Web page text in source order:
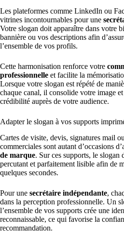
Les plateformes comme LinkedIn ou
vitrines incontournables pour une
Votre slogan doit apparaître dans votre
bannière ou vos descriptions afin
l’ensemble de vos profils.
Cette harmonisation renforce votre
professionnelle et facilite la
Lorsque votre slogan est répété de
chaque canal, il consolide votre image
crédibilité auprès de votre audience.
Adapter le slogan à vos supports
Cartes de visite, devis, signatures mail
commerciales sont autant d’occasions
de marque. Sur ces supports, le slogan
percutant et parfaitement lisible afin de
quelques secondes.
Pour une secrétaire indépendante,
dans la perception professionnelle. Un
l’ensemble de vos supports crée une
reconnaissable, ce qui favorise la
recommandation.